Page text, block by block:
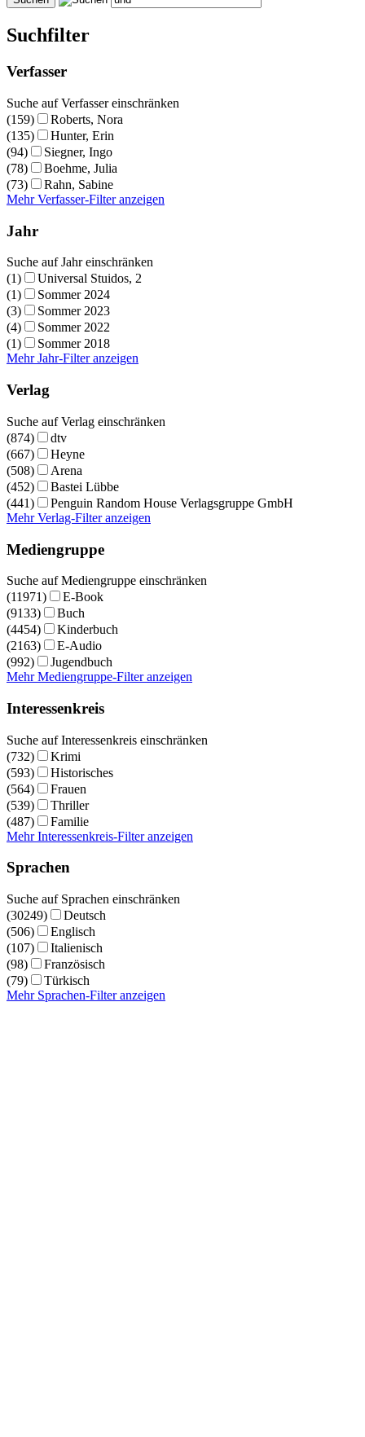
Suchfilter
Verfasser
Suche auf Verfasser einschränken
(159)
Roberts, Nora
(135)
Hunter, Erin
(94)
Siegner, Ingo
(78)
Boehme, Julia
(73)
Rahn, Sabine
Mehr Verfasser-Filter anzeigen
Jahr
Suche auf Jahr einschränken
(1)
Universal Stuidos, 2
(1)
Sommer 2024
(3)
Sommer 2023
(4)
Sommer 2022
(1)
Sommer 2018
Mehr Jahr-Filter anzeigen
Verlag
Suche auf Verlag einschränken
(874)
dtv
(667)
Heyne
(508)
Arena
(452)
Bastei Lübbe
(441)
Penguin Random House Verlagsgruppe GmbH
Mehr Verlag-Filter anzeigen
Mediengruppe
Suche auf Mediengruppe einschränken
(11971)
E-Book
(9133)
Buch
(4454)
Kinderbuch
(2163)
E-Audio
(992)
Jugendbuch
Mehr Mediengruppe-Filter anzeigen
Interessenkreis
Suche auf Interessenkreis einschränken
(732)
Krimi
(593)
Historisches
(564)
Frauen
(539)
Thriller
(487)
Familie
Mehr Interessenkreis-Filter anzeigen
Sprachen
Suche auf Sprachen einschränken
(30249)
Deutsch
(506)
Englisch
(107)
Italienisch
(98)
Französisch
(79)
Türkisch
Mehr Sprachen-Filter anzeigen